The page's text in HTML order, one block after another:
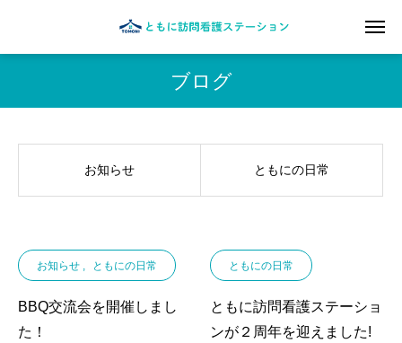
ブログ
お知らせ ともにの日常
お知らせ ともにの日常
BBQ交流会を開催しまし
た！
ともにの日常
ともに訪問看護ステーショ
ンが２周年を迎えました!